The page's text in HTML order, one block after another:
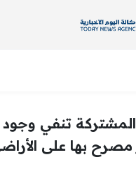
المشتركة تنفي وجود
بها على